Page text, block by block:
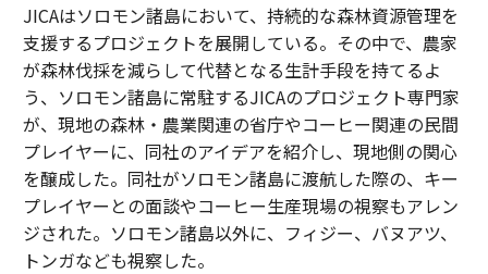
JICAはソロモン諸島において、持続的な森林資源管理を
支援するプロジェクトを展開している。その中で、農家
が森林伐採を減らして代替となる生計手段を持てるよ
う、ソロモン諸島に常駐するJICAのプロジェクト専門家
が、現地の森林・農業関連の省庁やコーヒー関連の民間
プレイヤーに、同社のアイデアを紹介し、現地側の関心
を醸成した。同社がソロモン諸島に渡航した際の、キー
プレイヤーとの面談やコーヒー生産現場の視察もアレン
ジされた。ソロモン諸島以外に、フィジー、バヌアツ、
トンガなども視察した。